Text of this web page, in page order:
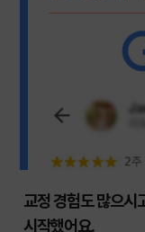
교정 경험도 많으시
시작했어요.